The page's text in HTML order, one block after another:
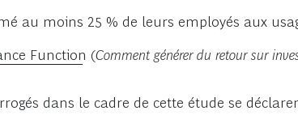
au moins 25 % de leurs employés aux
Function (Comment générer du retour sur
dans le cadre de cette étude se